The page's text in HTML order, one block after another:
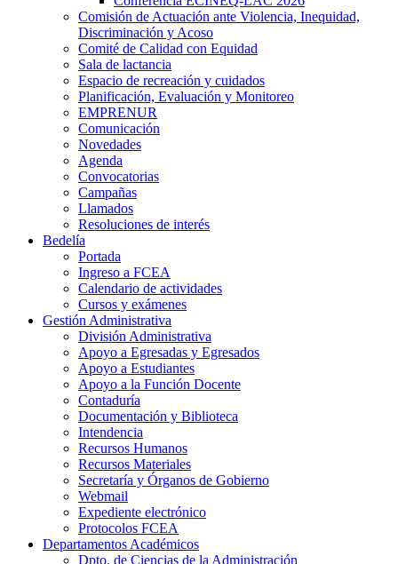
Comisión de Actuación ante Violencia, Inequidad,
Discriminación y Acoso
Comité de Calidad con Equidad
Sala de lactancia
Espacio de recreación y cuidados
Planificación, Evaluación y Monitoreo
EMPRENUR
Comunicación
Novedades
Agenda
Convocatorias
Campañas
Llamados
Resoluciones de interés
Bedelía
Portada
Ingreso a FCEA
Calendario de actividades
Cursos y exámenes
Gestión Administrativa
División Administrativa
Apoyo a Egresadas y Egresados
Apoyo a Estudiantes
Apoyo a la Función Docente
Contaduría
Documentación y Biblioteca
Intendencia
Recursos Humanos
Recursos Materiales
Secretaría y Órganos de Gobierno
Webmail
Expediente electrónico
Protocolos FCEA
Departamentos Académicos
Dpto. de Ciencias de la Administración